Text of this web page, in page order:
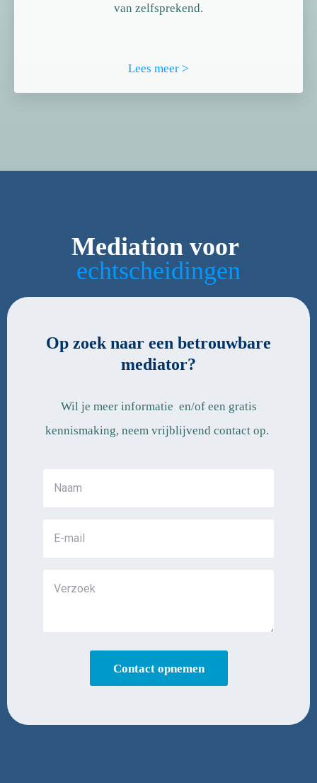
van zelfsprekend.
Lees meer >
Mediation voor
echtscheidingen
Op zoek naar een betrouwbare
mediator?
Wil je meer informatie en/of een gratis
kennismaking, neem vrijblijvend contact op.
Contact opnemen